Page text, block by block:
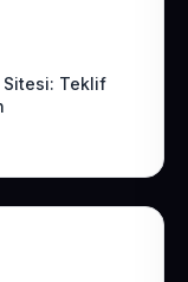
Sitesi: Teklif